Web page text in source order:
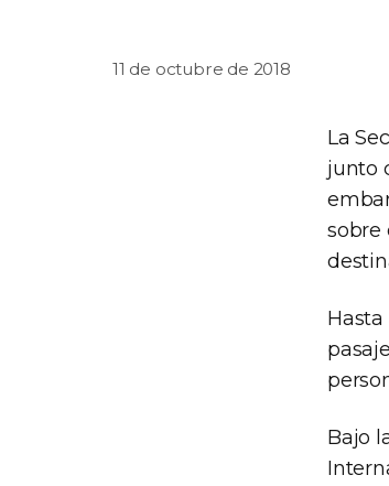
11 de octubre de 2018
La
junto
sobre
Bajo